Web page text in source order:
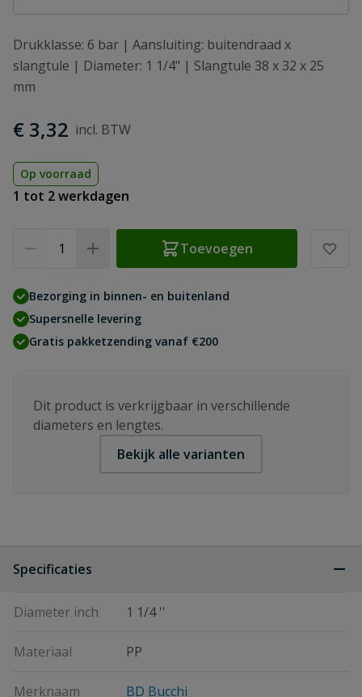
Drukklasse: 6 bar | Aansluiting: buitendraad x
slangtule | Diameter: 1 1/4" | Slangtule 38 x 32 x 25
mm
€ 3,32
Op voorraad
1 tot 2 werkdagen
Toevoegen
Bezorging in binnen- en buitenland
Supersnelle levering
Gratis pakketzending vanaf €200
Dit product is verkrijgbaar in verschillende
diameters en lengtes.
Bekijk alle varianten
Specificaties
Diameter inch 1 1/4 ''
Materiaal PP
Merknaam BD Bucchi